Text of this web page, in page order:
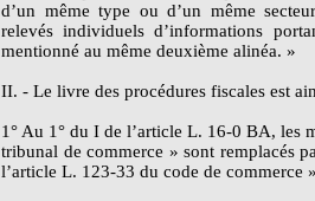
d’un même type ou d’un même
relevés individuels d’informations
mentionné au même deuxième alinéa. »
II. - Le livre des procédures fiscales est
1° Au 1° du I de l’article L. 16-0 BA, les
tribunal de commerce » sont remplacés
l’article L. 123-33 du code de commerce